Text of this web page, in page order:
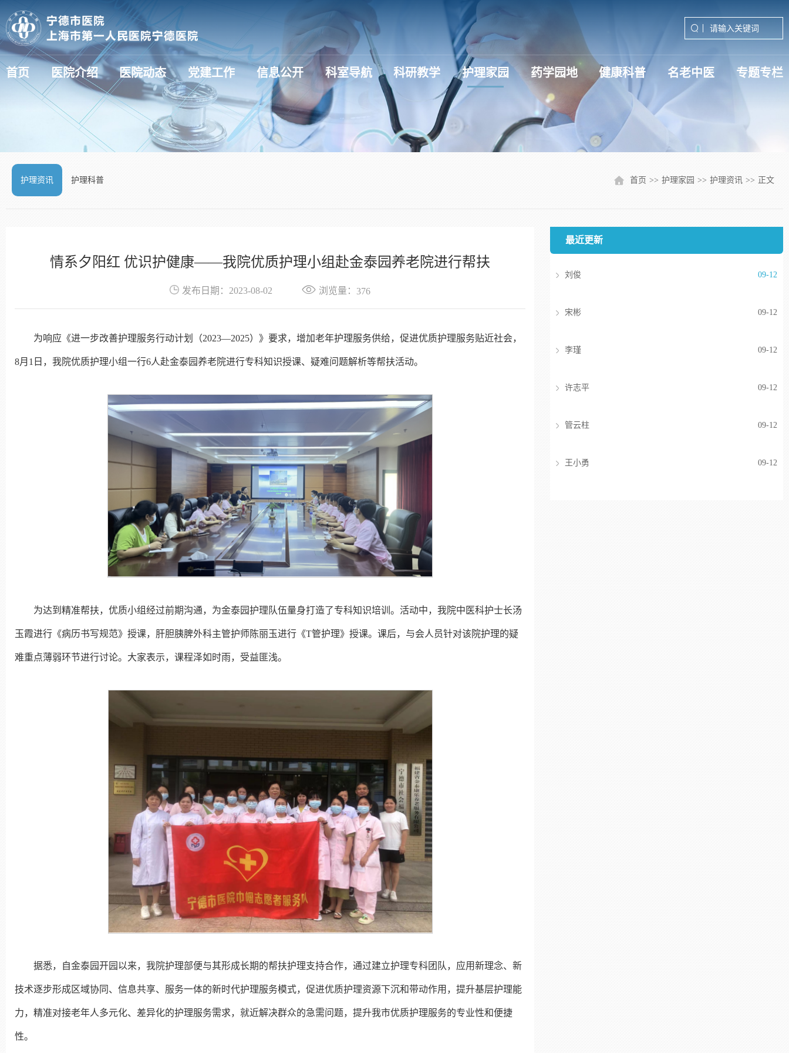
首页 医院介绍 医院动态 党建工作 信息公开 科室导航 科研教学 护理家园 药学园地 健康科普 名老中医 专题专栏
护理资讯 护理科普 首页 >> 护理家园 >> 护理资讯 >> 正文
情系夕阳红 优识护健康——我院优质护理小组赴金泰园养老院进行帮扶
发布日期：2023-08-02 浏览量： 376
为响应《进一步改善护理服务行动计划（2023—2025）》要求，增加老年护理服务供给，促进优质护理服务贴近社会，
8月1日，我院优质护理小组一行6人赴金泰园养老院进行专科知识授课、疑难问题解析等帮扶活动。
为达到精准帮扶，优质小组经过前期沟通，为金泰园护理队伍量身打造了专科知识培训。活动中，我院中医科护士长汤
玉霞进行《病历书写规范》授课，肝胆胰脾外科主管护师陈丽玉进行《T管护理》授课。课后，与会人员针对该院护理的疑
难重点薄弱环节进行讨论。大家表示，课程泽如时雨，受益匪浅。
据悉，自金泰园开园以来，我院护理部便与其形成长期的帮扶护理支持合作，通过建立护理专科团队，应用新理念、新
技术逐步形成区域协同、信息共享、服务一体的新时代护理服务模式，促进优质护理资源下沉和带动作用，提升基层护理能
力，精准对接老年人多元化、差异化的护理服务需求，就近解决群众的急需问题，提升我市优质护理服务的专业性和便捷
性。
最近更新
刘俊 09-12
宋彬 09-12
李瑾 09-12
许志平 09-12
管云柱 09-12
王小勇 09-12